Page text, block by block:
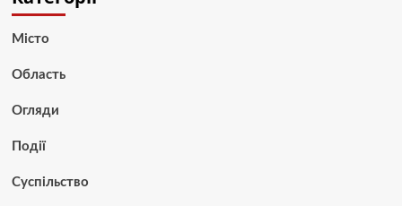
Місто
Область
Огляди
Події
Суспільство